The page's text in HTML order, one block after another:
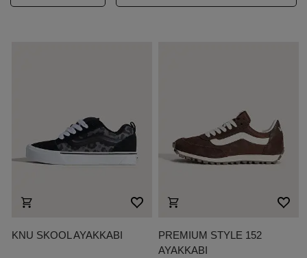
KNU SKOOL AYAKKABI
PREMIUM STYLE 152
AYAKKABI